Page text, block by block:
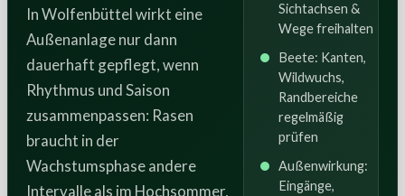
In Wolfenbüttel wirkt eine
Außenanlage nur dann
dauerhaft gepflegt, wenn
Rhythmus und Saison
zusammenpassen: Rasen
braucht in der
Wachstumsphase andere
Intervalle als im Hochsommer,
Sichtachsen &
Wege freihalten
Beete: Kanten,
Wildwuchs,
Randbereiche
regelmäßig
prüfen
Außenwirkung:
Eingänge,